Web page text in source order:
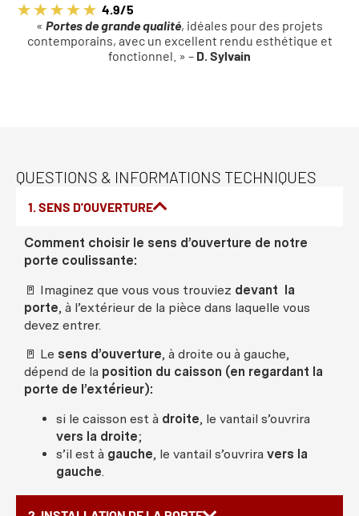
4.9/5
« Portes de grande qualité, idéales pour des projets
contemporains, avec un excellent rendu esthétique et
fonctionnel. » – D. Sylvain
QUESTIONS & INFORMATIONS TECHNIQUES
1. SENS D'OUVERTURE
Comment choisir le sens d’ouverture de notre
porte coulissante:
🚪 Imaginez que vous vous trouviez devant la
porte, à l’extérieur de la pièce dans laquelle vous
devez entrer.
🚪 Le sens d’ouverture, à droite ou à gauche,
dépend de la position du caisson (en regardant la
porte de l’extérieur):
si le caisson est à droite, le vantail s’ouvrira
vers la droite;
s’il est à gauche, le vantail s’ouvrira vers la
gauche.